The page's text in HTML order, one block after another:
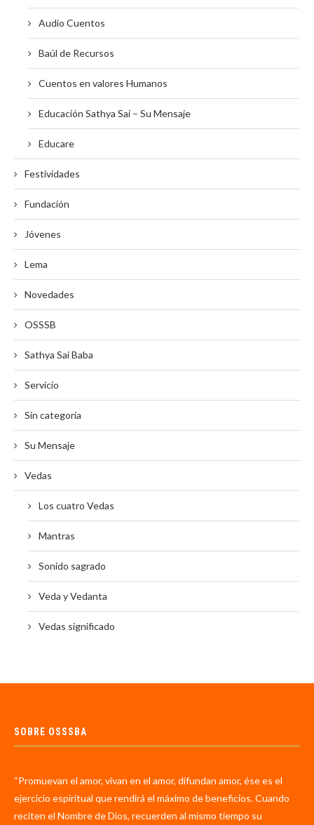
Audio Cuentos
Baúl de Recursos
Cuentos en valores Humanos
Educación Sathya Sai – Su Mensaje
Educare
Festividades
Fundación
Jóvenes
Lema
Novedades
OSSSB
Sathya Sai Baba
Servicio
Sin categoría
Su Mensaje
Vedas
Los cuatro Vedas
Mantras
Sonido sagrado
Veda y Vedanta
Vedas significado
SOBRE OSSSBA
“Promuevan el amor, vivan en el amor, difundan amor, ése es el
ejercicio espiritual que rendirá el máximo de beneficios. Cuando
reciten el Nombre de Dios, recuerden al mismo tiempo su